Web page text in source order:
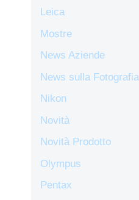
Leica
Mostre
News Aziende
News sulla Fotografia
Nikon
Novità
Novità Prodotto
Olympus
Pentax